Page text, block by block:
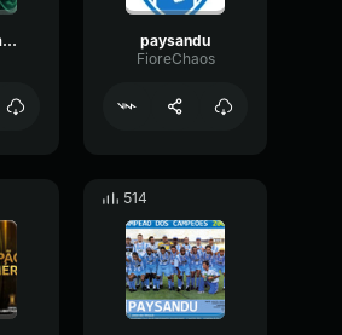
hino do palmeiras
paysandu
FioreChaos
514